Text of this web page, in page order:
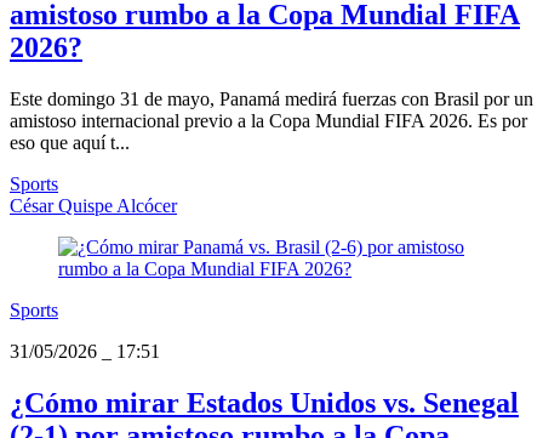
amistoso rumbo a la Copa Mundial FIFA
2026?
Este domingo 31 de mayo, Panamá medirá fuerzas con Brasil por un
amistoso internacional previo a la Copa Mundial FIFA 2026. Es por
eso que aquí t...
Sports
César Quispe Alcócer
Sports
31/05/2026
17:51
¿Cómo mirar Estados Unidos vs. Senegal